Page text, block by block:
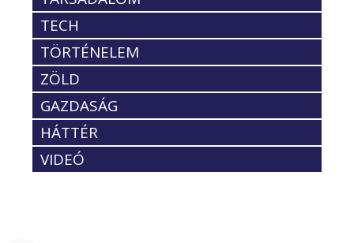
TECH
TÖRTÉNELEM
ZÖLD
GAZDASÁG
HÁTTÉR
VIDEÓ